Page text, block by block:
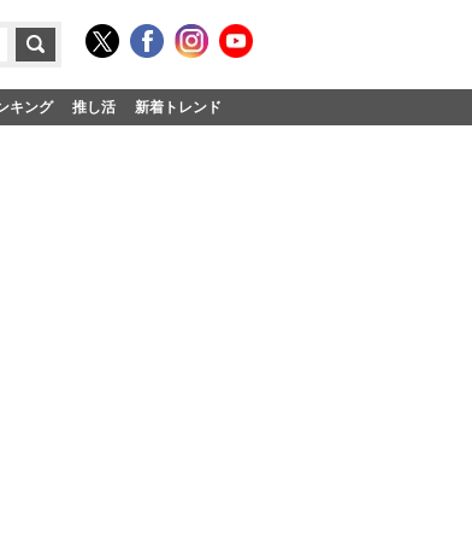
キング 推し活 新着トレンド